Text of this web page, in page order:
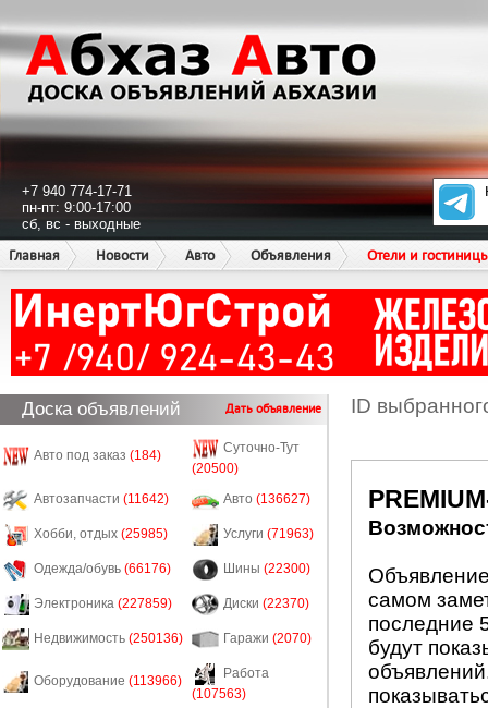
+7 940 774-17-71
пн-пт: 9:00-17:00
сб, вс - выходные
Главная
Новости Авто Объявления Отели и
Доска объявлений Дать объявление
Авто под заказ (184)
Суточно-Тут
(20500)
Автозапчасти (11642) Авто (136627)
Хобби, отдых (25985) Услуги (71963)
Одежда/обувь (66176) Шины (22300)
Электроника (227859) Диски (22370)
Недвижимость (250136) Гаражи (2070)
Оборудование (113966)
Работа
(107563)
ID
самом
последние
будут